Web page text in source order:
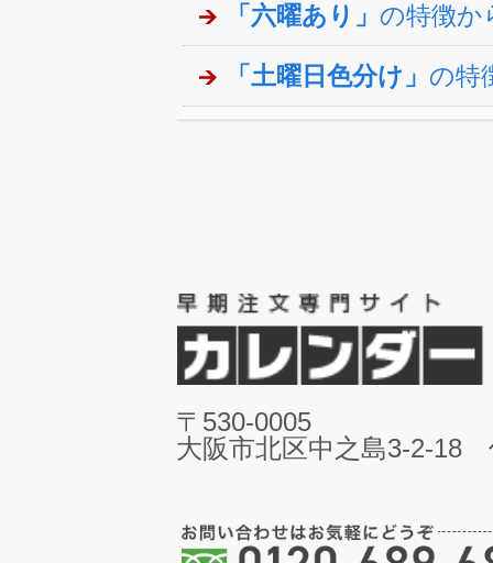
「六曜あり」 の特徴か
「土曜日色分け」 の特
〒530-0005
大阪市北区中之島3-2-18